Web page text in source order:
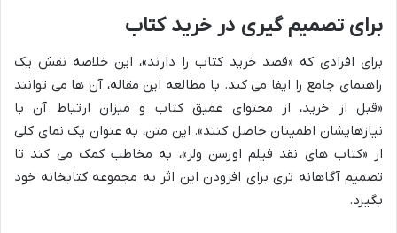
برای تصمیم گیری در خرید کتاب
برای افرادی که «قصد خرید کتاب را دارند»، این خلاصه نقش یک
راهنمای جامع را ایفا می کند. با مطالعه این مقاله، آن ها می توانند
«قبل از خرید، از محتوای عمیق کتاب و میزان ارتباط آن با
نیازهایشان اطمینان حاصل کنند». این متن، به عنوان یک نمای کلی
از «کتاب های نقد فیلم اورسن ولز»، به مخاطب کمک می کند تا
تصمیم آگاهانه تری برای افزودن این اثر به مجموعه کتابخانه خود
بگیرد.